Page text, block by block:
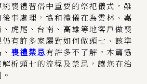
喪禮習俗中重要的祭祀儀式，雖
事處理，協和禮儀在為雲林、嘉
虎尾、台南、高雄等地客戶做喪
有許多家屬對如何做頭七、該準
、喪禮禁忌有許多不了解。本篇協
析頭七的流程及禁忌，讓您在治